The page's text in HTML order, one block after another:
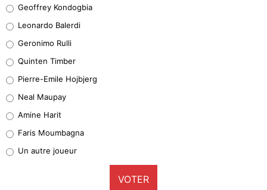
38%
32%
5%
1%
9%
Geoffrey Kondogbia
Leonardo Balerdi
Geronimo Rulli
Quinten Timber
Pierre-Emile Hojbjerg
Neal Maupay
Amine Harit
Faris Moumbagna
Un autre joueur
VOTER